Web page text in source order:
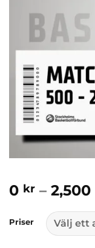
0 kr – 2,500
Priser